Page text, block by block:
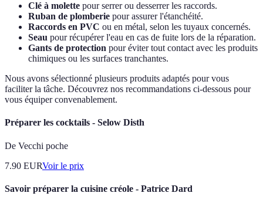
Clé à molette pour serrer ou desserrer les raccords.
Ruban de plomberie pour assurer l'étanchéité.
Raccords en PVC ou en métal, selon les tuyaux concernés.
Seau pour récupérer l'eau en cas de fuite lors de la réparation.
Gants de protection pour éviter tout contact avec les produits
chimiques ou les surfaces tranchantes.
Nous avons sélectionné plusieurs produits adaptés pour vous
faciliter la tâche. Découvrez nos recommandations ci-dessous pour
vous équiper convenablement.
Préparer les cocktails - Selow Disth
De Vecchi poche
7.90 EURVoir le prix
Savoir préparer la cuisine créole - Patrice Dard